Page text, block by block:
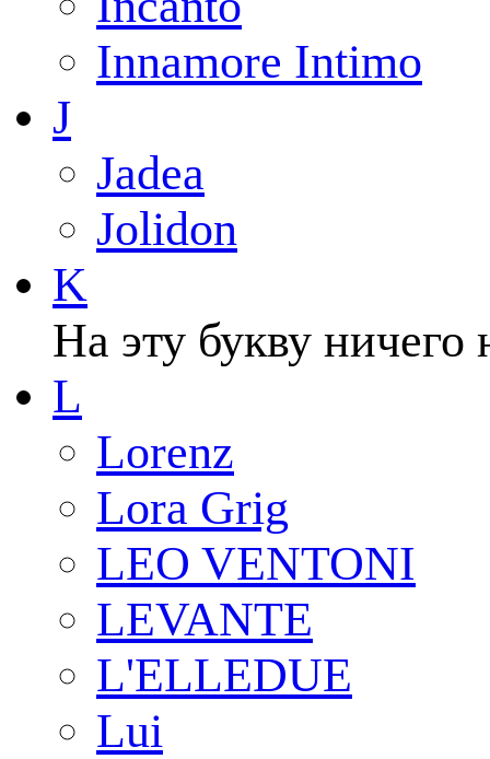
Innamore Intimo
J
Jadea
Jolidon
K
На эту букву ничего
L
Lorenz
Lora Grig
LEO VENTONI
LEVANTE
L'ELLEDUE
Lui